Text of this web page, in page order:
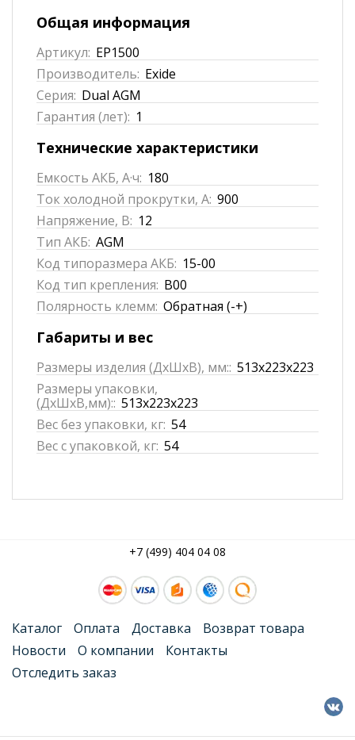
Общая информация
Артикул: EP1500
Производитель: Exide
Серия: Dual AGM
Гарантия (лет): 1
Технические характеристики
Емкость АКБ, А·ч: 180
Ток холодной прокрутки, А: 900
Напряжение, В: 12
Тип АКБ: AGM
Код типоразмера АКБ: 15-00
Код тип крепления: B00
Полярность клемм: Обратная (-+)
Габариты и вес
Размеры изделия (ДхШхВ), мм:: 513x223x223
Размеры упаковки,
(ДхШхВ,мм):: 513x223x223
Вес без упаковки, кг: 54
Вес с упаковкой, кг: 54
+7 (499) 404 04 08
Каталог Оплата Доставка
Возврат товара
Новости
О компании
Контакты
Отследить заказ